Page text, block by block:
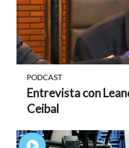
PODCAST
Entrevista con
Ceibal